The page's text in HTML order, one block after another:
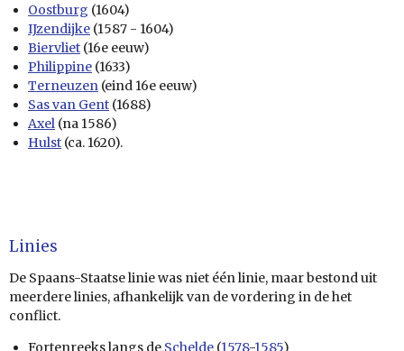
Oostburg (1604)
IJzendijke (1587 - 1604)
Biervliet (16e eeuw)
Philippine (1633)
Terneuzen (eind 16e eeuw)
Sas van Gent (1688)
Axel (na 1586)
Hulst (ca. 1620).
Linies
De Spaans-Staatse linie was niet één linie, maar bestond uit
meerdere linies, afhankelijk van de vordering in de het
conflict.